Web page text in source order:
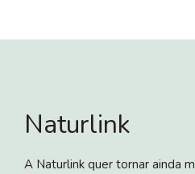
Naturlink
A Naturlink quer tornar ainda